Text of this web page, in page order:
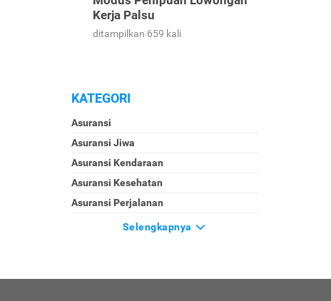
Kerja Palsu
ditampilkan 659 kali
KATEGORI
Asuransi
Asuransi Jiwa
Asuransi Kendaraan
Asuransi Kesehatan
Asuransi Perjalanan
Selengkapnya